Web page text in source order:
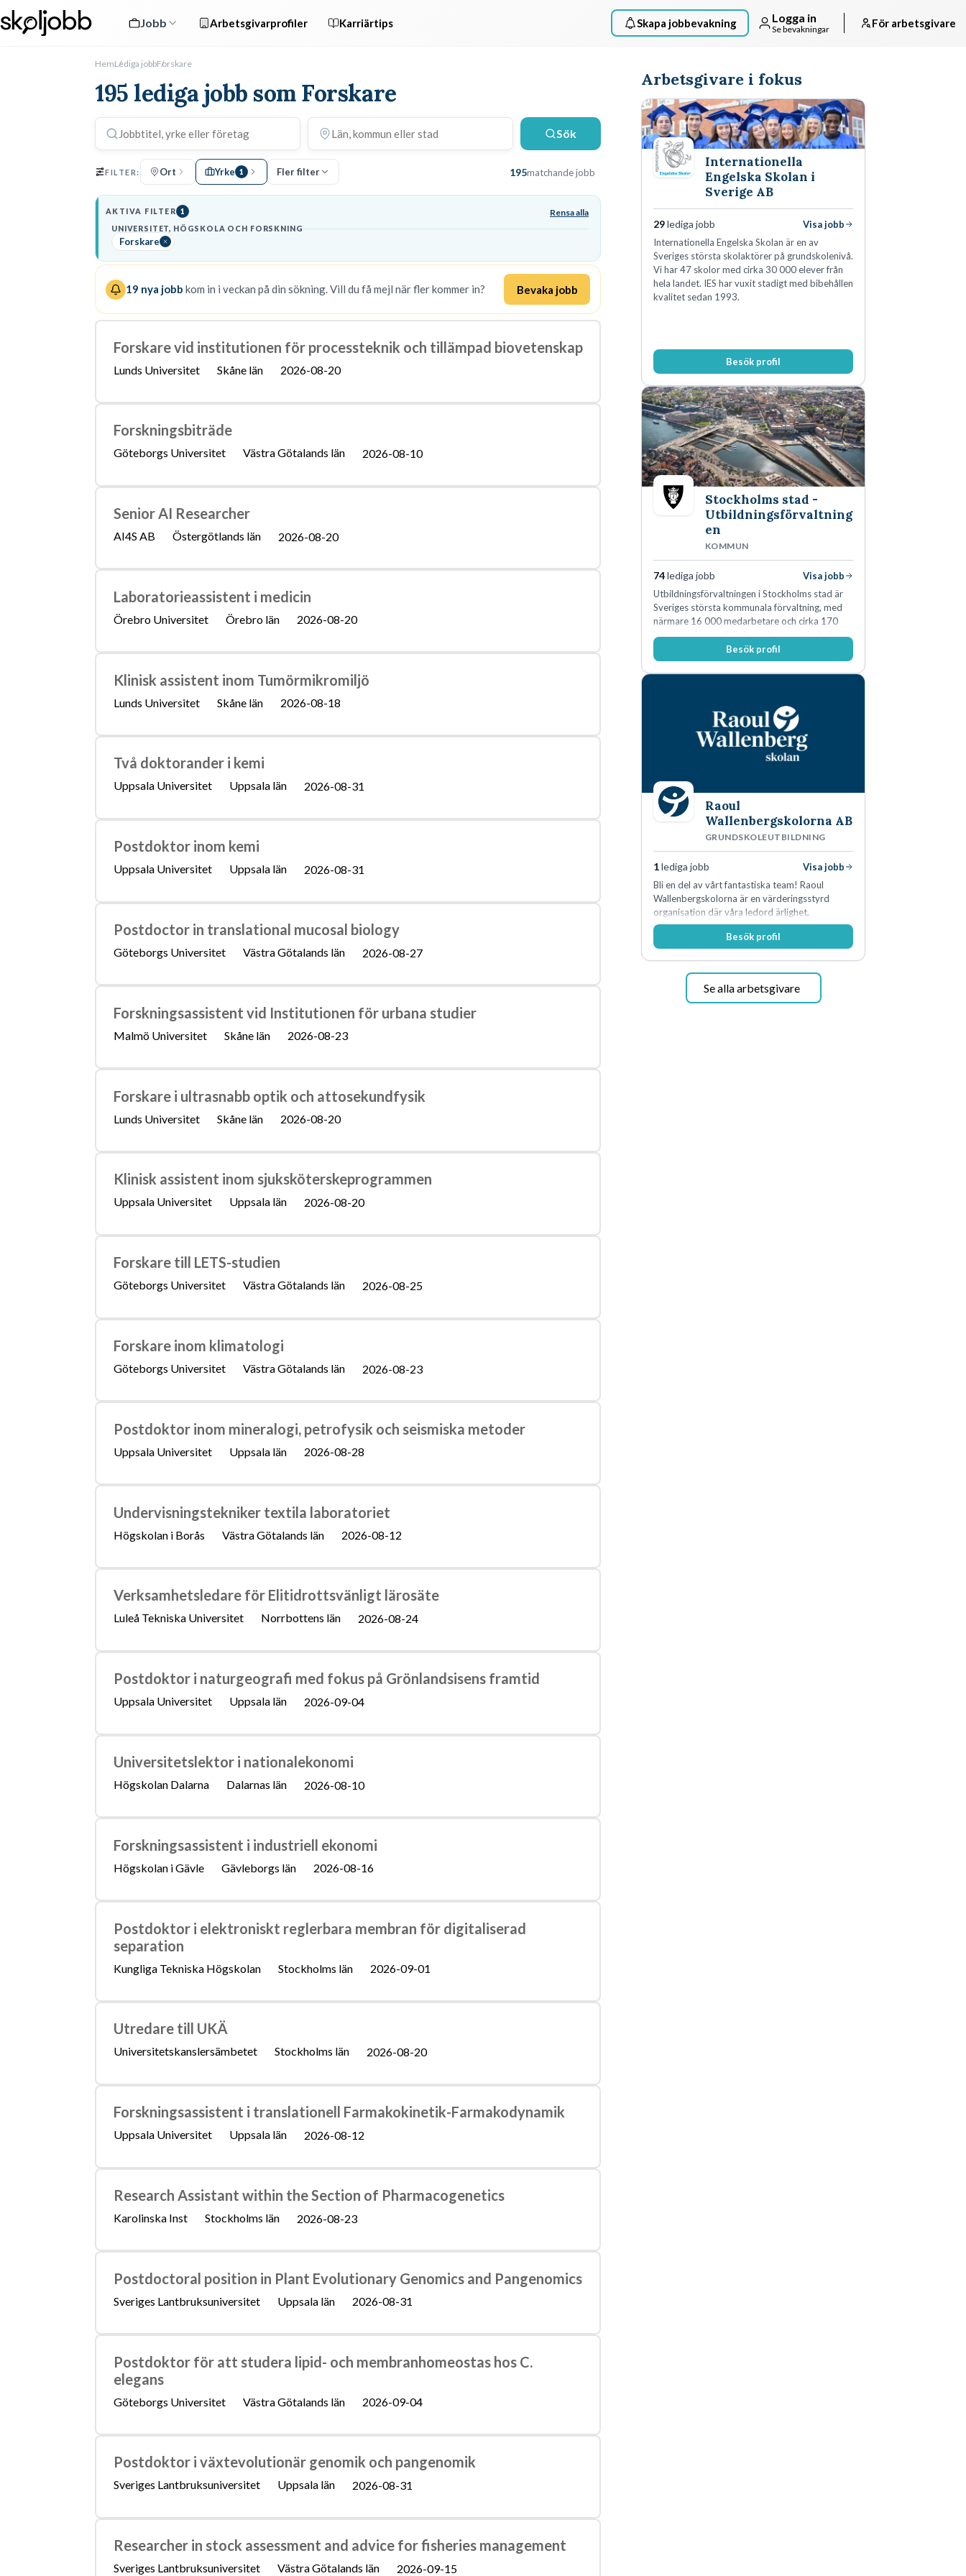
Jobb Arbetsgivarprofiler Karriärtips Skapa jobbevakning Logga in
Se bevakningar För arbetsgivare
HemLediga jobbForskare
195 lediga jobb som Forskare
Sök
FILTER: Ort Yrke 1 Fler filter 195matchande jobb
AKTIVA FILTER 1 Rensa alla
UNIVERSITET, HÖGSKOLA OCH FORSKNING
Forskare
19 nya jobb kom in i veckan på din sökning. Vill du få mejl när fler kommer in? Bevaka jobb
Forskare vid institutionen för processteknik och tillämpad biovetenskap
Lunds Universitet Skåne län 2026-08-20
Forskningsbiträde
Göteborgs Universitet Västra Götalands län 2026-08-10
Senior AI Researcher
AI4S AB Östergötlands län 2026-08-20
Laboratorieassistent i medicin
Örebro Universitet Örebro län 2026-08-20
Klinisk assistent inom Tumörmikromiljö
Lunds Universitet Skåne län 2026-08-18
Två doktorander i kemi
Uppsala Universitet Uppsala län 2026-08-31
Postdoktor inom kemi
Uppsala Universitet Uppsala län 2026-08-31
Postdoctor in translational mucosal biology
Göteborgs Universitet Västra Götalands län 2026-08-27
Forskningsassistent vid Institutionen för urbana studier
Malmö Universitet Skåne län 2026-08-23
Forskare i ultrasnabb optik och attosekundfysik
Lunds Universitet Skåne län 2026-08-20
Klinisk assistent inom sjuksköterskeprogrammen
Uppsala Universitet Uppsala län 2026-08-20
Forskare till LETS-studien
Göteborgs Universitet Västra Götalands län 2026-08-25
Forskare inom klimatologi
Göteborgs Universitet Västra Götalands län 2026-08-23
Postdoktor inom mineralogi, petrofysik och seismiska metoder
Uppsala Universitet Uppsala län 2026-08-28
Undervisningstekniker textila laboratoriet
Högskolan i Borås Västra Götalands län 2026-08-12
Verksamhetsledare för Elitidrottsvänligt lärosäte
Luleå Tekniska Universitet Norrbottens län 2026-08-24
Postdoktor i naturgeografi med fokus på Grönlandsisens framtid
Uppsala Universitet Uppsala län 2026-09-04
Universitetslektor i nationalekonomi
Högskolan Dalarna Dalarnas län 2026-08-10
Forskningsassistent i industriell ekonomi
Högskolan i Gävle Gävleborgs län 2026-08-16
Postdoktor i elektroniskt reglerbara membran för digitaliserad
separation
Kungliga Tekniska Högskolan Stockholms län 2026-09-01
Utredare till UKÄ
Universitetskanslersämbetet Stockholms län 2026-08-20
Forskningsassistent i translationell Farmakokinetik-Farmakodynamik
Uppsala Universitet Uppsala län 2026-08-12
Research Assistant within the Section of Pharmacogenetics
Karolinska Inst Stockholms län 2026-08-23
Postdoctoral position in Plant Evolutionary Genomics and Pangenomics
Sveriges Lantbruksuniversitet Uppsala län 2026-08-31
Postdoktor för att studera lipid- och membranhomeostas hos C.
elegans
Göteborgs Universitet Västra Götalands län 2026-09-04
Postdoktor i växtevolutionär genomik och pangenomik
Sveriges Lantbruksuniversitet Uppsala län 2026-08-31
Researcher in stock assessment and advice for fisheries management
Sveriges Lantbruksuniversitet Västra Götalands län 2026-09-15
Arbetsgivare i fokus
Internationella
Engelska Skolan i
Sverige AB
29lediga jobb
Visa jobb
Internationella Engelska Skolan är en av
Sveriges största skolaktörer på grundskolenivå.
Vi har 47 skolor med cirka 30 000 elever från
hela landet. IES har vuxit stadigt med bibehållen
kvalitet sedan 1993.
Besök profil
Stockholms stad -
Utbildningsförvaltning
en
KOMMUN
74lediga jobb
Visa jobb
Utbildningsförvaltningen i Stockholms stad är
Sveriges största kommunala förvaltning, med
närmare 16 000 medarbetare och cirka 170
kommunala grundskolor och gymnasieskolor
Besök profil
Raoul
Wallenbergskolorna AB
GRUNDSKOLEUTBILDNING
1lediga jobb
Visa jobb
Bli en del av vårt fantastiska team! Raoul
Wallenbergskolorna är en värderingsstyrd
organisation där våra ledord ärlighet,
medkänsla, mod och handlingskraft
genomsyrar allt vi gör. Vi är tydliga med vad vi
Besök profil
Se alla arbetsgivare